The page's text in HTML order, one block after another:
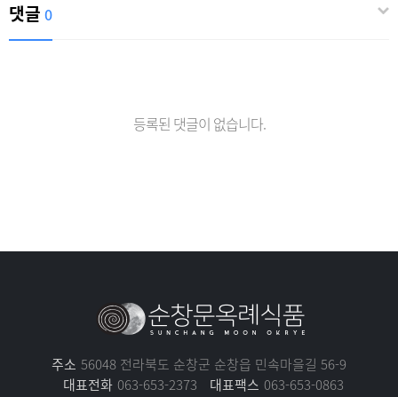
댓글 0
등록된 댓글이 없습니다.
주소 56048 전라북도 순창군 순창읍 민속마을길 56-9
대표전화 063-653-2373 대표팩스 063-653-0863